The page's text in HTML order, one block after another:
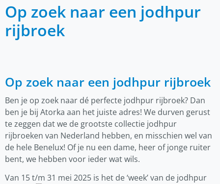
Op zoek naar een jodhpur
rijbroek
Op zoek naar een jodhpur rijbroek
Ben je op zoek naar dé perfecte jodhpur rijbroek? Dan
ben je bij Atorka aan het juiste adres! We durven gerust
te zeggen dat we de grootste collectie jodhpur
rijbroeken van Nederland hebben, en misschien wel van
de hele Benelux! Of je nu een dame, heer of jonge ruiter
bent, we hebben voor ieder wat wils.
Van 15 t/m 31 mei 2025 is het de ‘week’ van de jodhpur